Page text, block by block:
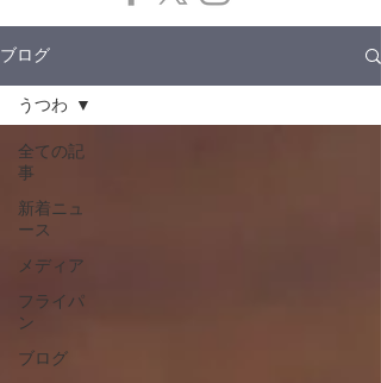
ブログ
全ての記
事
新着ニュ
ース
メディア
フライパ
ン
ブログ
うつわ